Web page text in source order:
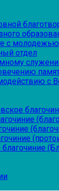
с молодежью
отдел
с
благочиние